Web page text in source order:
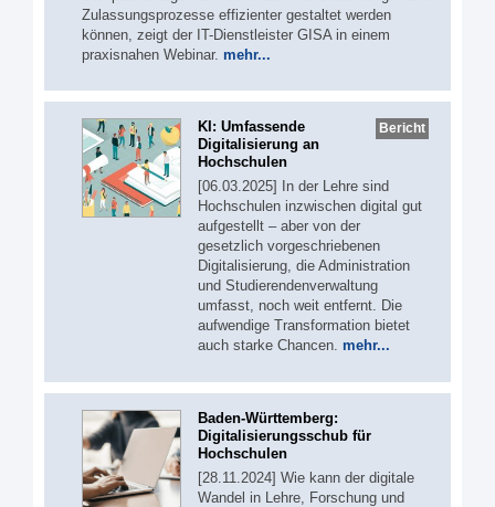
Zulassungsprozesse effizienter gestaltet werden
können, zeigt der IT-Dienstleister GISA in einem
praxisnahen Webinar. mehr...
Bericht
KI: Umfassende
Digitalisierung an
Hochschulen
[06.03.2025] In der Lehre sind
Hochschulen inzwischen digital gut
aufgestellt – aber von der
gesetzlich vorgeschriebenen
Digitalisierung, die Administration
und Studierendenverwaltung
umfasst, noch weit entfernt. Die
aufwendige Transformation bietet
auch starke Chancen. mehr...
Baden-Württemberg:
Digitalisierungsschub für
Hochschulen
[28.11.2024] Wie kann der digitale
Wandel in Lehre, Forschung und